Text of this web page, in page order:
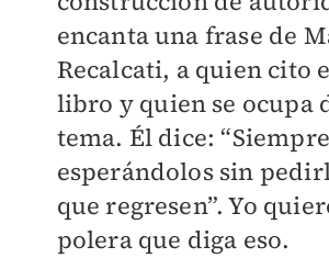
encanta una frase de
Recalcati, a quien cito
libro y quien se ocupa
tema. Él dice: “Siempre
esperándolos sin
que regresen”. Yo
polera que diga eso.